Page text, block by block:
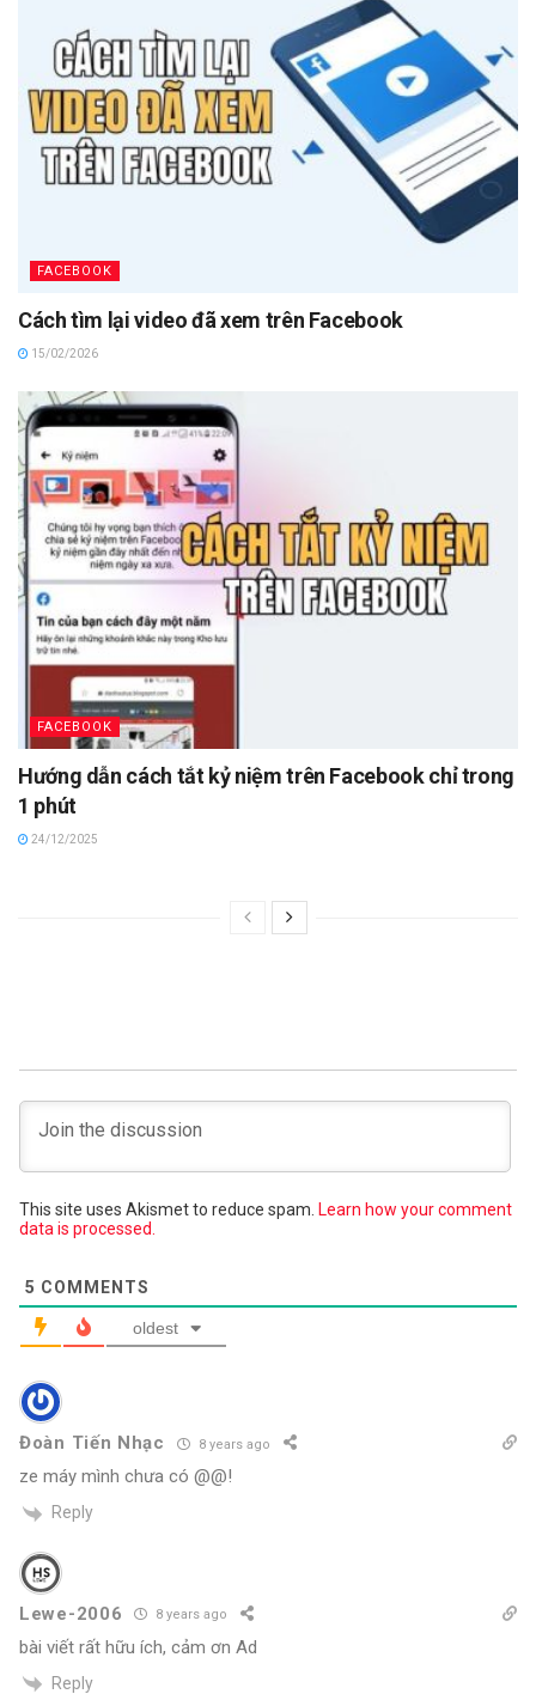
FACEBOOK
Cách tìm lại video đã xem trên Facebook
15/02/2026
FACEBOOK
Hướng dẫn cách tắt kỷ niệm trên Facebook chỉ trong
1 phút
24/12/2025
This site uses Akismet to reduce spam. Learn how your comment
data is processed.
5 COMMENTS
oldest
Đoàn Tiến Nhạc 8 years ago
ze máy mình chưa có @@!
Reply
Lewe-2006 8 years ago
bài viết rất hữu ích, cảm ơn Ad
Reply